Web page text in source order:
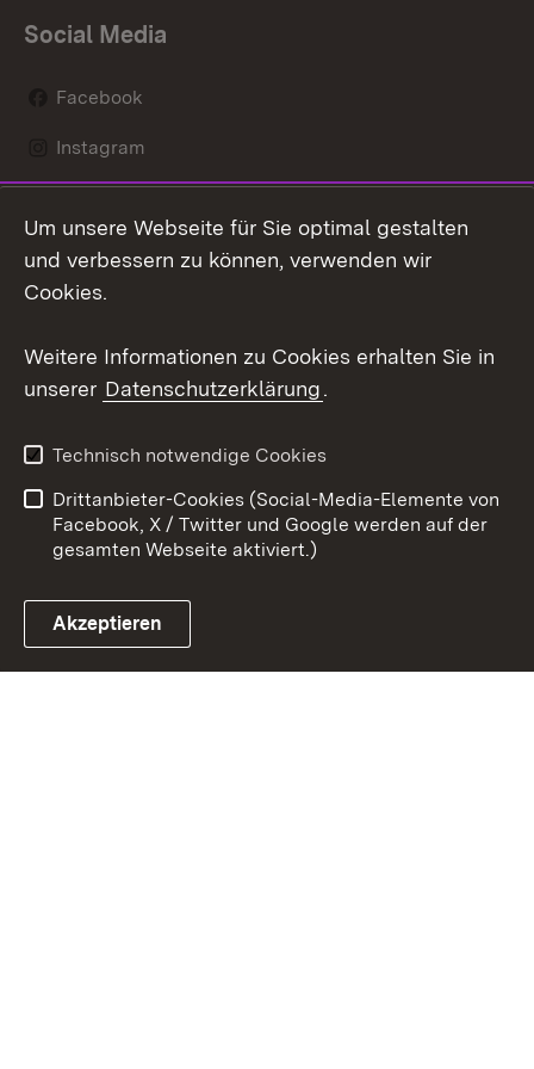
Social Media
Facebook
Instagram
Social Wall
Youtube
Link zum Landesportal
Kontakt
Datenschutz
Barrierefreiheit
Impressum Cookies
Um unsere Webseite für Sie optimal gestalten
und verbessern zu können, verwenden wir
Cookies.
Weitere Informationen zu Cookies erhalten Sie in
unserer Datenschutzerklärung.
Technisch notwendige Cookies
Drittanbieter-Cookies (Social-Media-Elemente von
Facebook, X / Twitter und Google werden auf der
gesamten Webseite aktiviert.)
Akzeptieren